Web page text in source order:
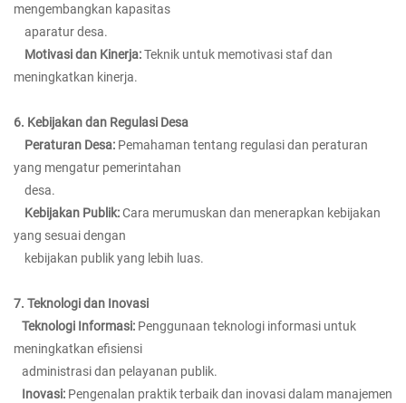
mengembangkan kapasitas
aparatur desa.
Motivasi dan Kinerja:Teknik untuk memotivasi staf dan
meningkatkan kinerja.
6. Kebijakan dan Regulasi Desa
Peraturan Desa: Pemahaman tentang regulasi dan peraturan
yang mengatur pemerintahan
desa.
Kebijakan Publik:Cara merumuskan dan menerapkan kebijakan
yang sesuai dengan
kebijakan publik yang lebih luas.
7. Teknologi dan Inovasi
Teknologi Informasi: Penggunaan teknologi informasi untuk
meningkatkan efisiensi
administrasi dan pelayanan publik.
Inovasi: Pengenalan praktik terbaik dan inovasi dalam manajemen